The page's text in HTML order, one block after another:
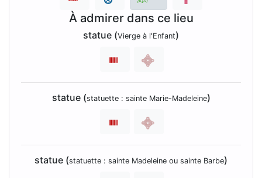
À admirer dans ce lieu
statue (Vierge à l'Enfant)
statue (statuette : sainte Marie-Madeleine)
statue (statuette : sainte Madeleine ou sainte Barbe)